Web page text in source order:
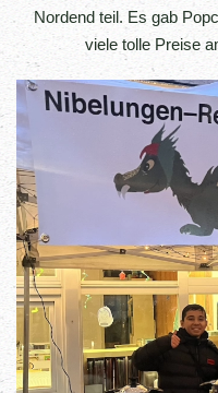
Nordend teil. Es gab
viele tolle Preise